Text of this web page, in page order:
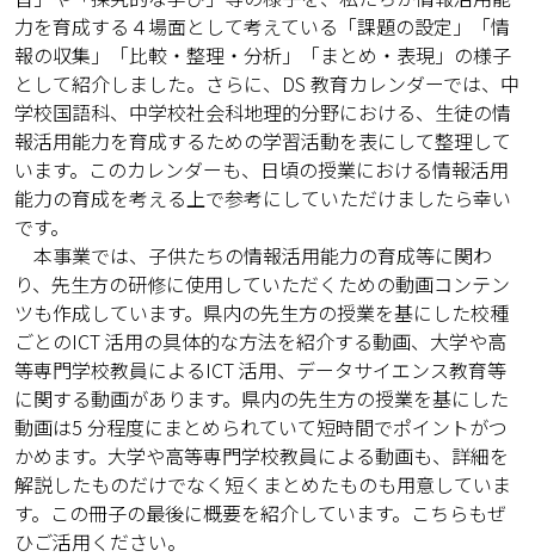
力を育成する４場面として考えている「課題の設定」「情
報の収集」「比較・整理・分析」「まとめ・表現」の様子
として紹介しました。さらに、DS 教育カレンダーでは、中
学校国語科、中学校社会科地理的分野における、生徒の情
報活用能力を育成するための学習活動を表にして整理して
います。このカレンダーも、日頃の授業における情報活用
能力の育成を考える上で参考にしていただけましたら幸い
です。
本事業では、子供たちの情報活用能力の育成等に関わ
り、先生方の研修に使用していただくための動画コンテン
ツも作成しています。県内の先生方の授業を基にした校種
ごとのICT 活用の具体的な方法を紹介する動画、大学や高
等専門学校教員によるICT 活用、データサイエンス教育等
に関する動画があります。県内の先生方の授業を基にした
動画は5 分程度にまとめられていて短時間でポイントがつ
かめます。大学や高等専門学校教員による動画も、詳細を
解説したものだけでなく短くまとめたものも用意していま
す。この冊子の最後に概要を紹介しています。こちらもぜ
ひご活用ください。